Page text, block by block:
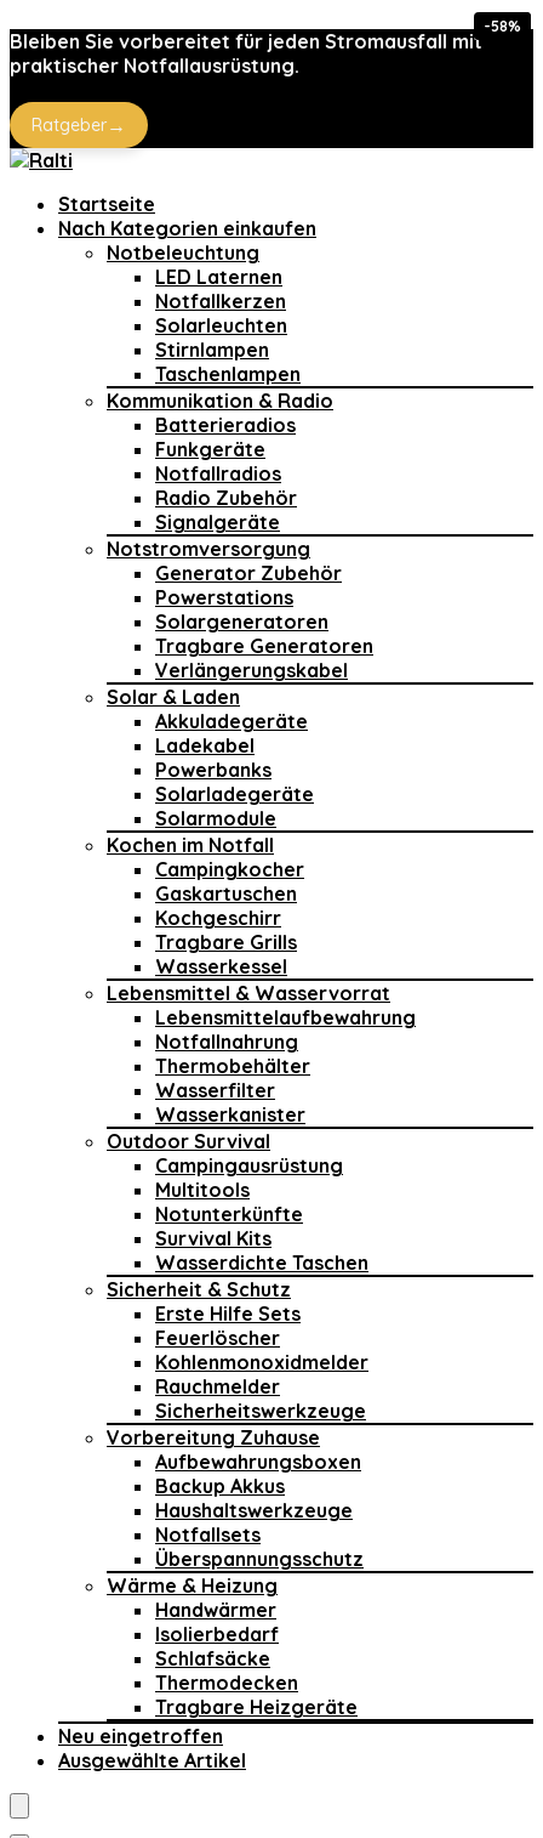
Bleiben Sie vorbereitet für jeden Stromausfall mit
praktischer Notfallausrüstung.
Ratgeber→
Startseite
Nach Kategorien einkaufen
Notbeleuchtung
LED Laternen
Notfallkerzen
Solarleuchten
Stirnlampen
Taschenlampen
Kommunikation & Radio
Batterieradios
Funkgeräte
Notfallradios
Radio Zubehör
Signalgeräte
Notstromversorgung
Generator Zubehör
Powerstations
Solargeneratoren
Tragbare Generatoren
Verlängerungskabel
Solar & Laden
Akkuladegeräte
Ladekabel
Powerbanks
Solarladegeräte
Solarmodule
Kochen im Notfall
Campingkocher
Gaskartuschen
Kochgeschirr
Tragbare Grills
Wasserkessel
Lebensmittel & Wasservorrat
Lebensmittelaufbewahrung
Notfallnahrung
Thermobehälter
Wasserfilter
Wasserkanister
Outdoor Survival
Campingausrüstung
Multitools
Notunterkünfte
Survival Kits
Wasserdichte Taschen
Sicherheit & Schutz
Erste Hilfe Sets
Feuerlöscher
Kohlenmonoxidmelder
Rauchmelder
Sicherheitswerkzeuge
Vorbereitung Zuhause
Aufbewahrungsboxen
Backup Akkus
Haushaltswerkzeuge
Notfallsets
Überspannungsschutz
Wärme & Heizung
Handwärmer
Isolierbedarf
Schlafsäcke
Thermodecken
Tragbare Heizgeräte
Neu eingetroffen
Ausgewählte Artikel
-14%
-15%
-58%